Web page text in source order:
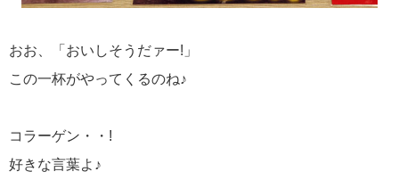
おお、「おいしそうだァー!」
この一杯がやってくるのね♪
コラーゲン・・!
好きな言葉よ♪